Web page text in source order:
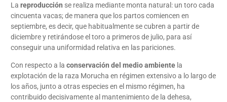
La reproducción se realiza mediante monta natural: un toro cada
cincuenta vacas; de manera que los partos comiencen en
septiembre, es decir, que habitualmente se cubren a partir de
diciembre y retirándose el toro a primeros de julio, para así
conseguir una uniformidad relativa en las pariciones.
Con respecto a la conservación del medio ambiente la
explotación de la raza Morucha en régimen extensivo a lo largo de
los años, junto a otras especies en el mismo régimen, ha
contribuido decisivamente al mantenimiento de la dehesa,